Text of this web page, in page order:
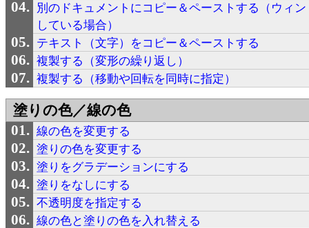
別のドキュメントにコピー＆ペーストする（ウィ
している場合）
テキスト（文字）をコピー＆ペーストする
複製する（変形の繰り返し）
複製する（移動や回転を同時に指定）
塗りの色／線の色
線の色を変更する
塗りの色を変更する
塗りをグラデーションにする
塗りをなしにする
不透明度を指定する
線の色と塗りの色を入れ替える